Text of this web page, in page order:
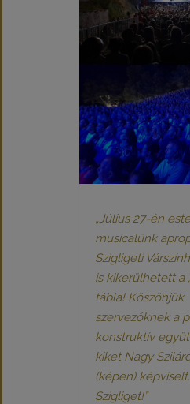
„Július 27-én
musicalünk
Szigligeti
is kikerülhetett a
tábla! Köszönjük
szervezőknek a
konstruktív
kiket Nagy
(képen)
Szigliget!”